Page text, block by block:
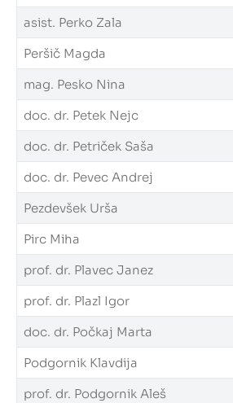
asist. Perko Zala
Peršič Magda
mag. Pesko Nina
doc. dr. Petek Nejc
doc. dr. Petriček Saša
doc. dr. Pevec Andrej
Pezdevšek Urša
Pirc Miha
prof. dr. Plavec Janez
prof. dr. Plazl Igor
doc. dr. Počkaj Marta
Podgornik Klavdija
prof. dr. Podgornik Aleš